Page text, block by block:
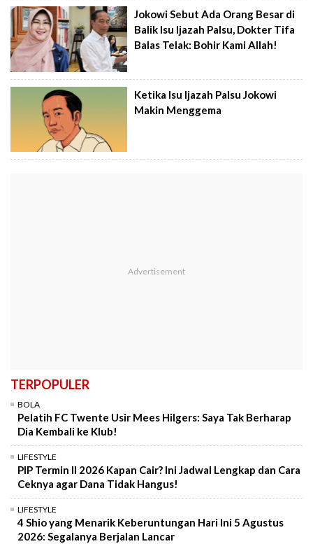
Jokowi Sebut Ada Orang Besar di
Balik Isu Ijazah Palsu, Dokter Tifa
Balas Telak: Bohir Kami Allah!
Ketika Isu Ijazah Palsu Jokowi
Makin Menggema
TERPOPULER
BOLA
Pelatih FC Twente Usir Mees Hilgers: Saya Tak Berharap
Dia Kembali ke Klub!
LIFESTYLE
PIP Termin II 2026 Kapan Cair? Ini Jadwal Lengkap dan Cara
Ceknya agar Dana Tidak Hangus!
LIFESTYLE
4 Shio yang Menarik Keberuntungan Hari Ini 5 Agustus
2026: Segalanya Berjalan Lancar